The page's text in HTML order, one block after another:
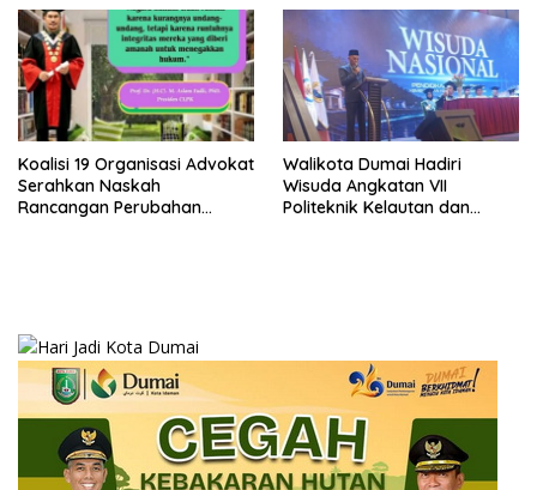
Bersama Kota Dumai
Koalisi 19 Organisasi Advokat
Serahkan Naskah
Rancangan Perubahan
Walikota Dumai Hadiri
Wisuda Angkatan VII
Politeknik Kelautan dan